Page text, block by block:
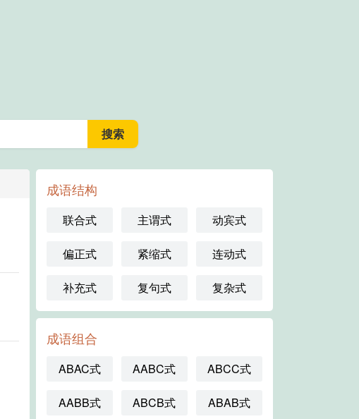
成语结构
联合式 主谓式 动宾式
偏正式 紧缩式 连动式
补充式 复句式 复杂式
成语组合
ABAC式 AABC式 ABCC式
AABB式 ABCB式 ABAB式